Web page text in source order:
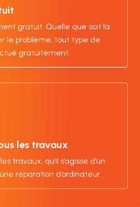
gratuit. Quelle que soit la
le problème, tout type de
gratuitement.
les travaux
travaux, qu’il s’agisse d’un
réparation d’ordinateur.